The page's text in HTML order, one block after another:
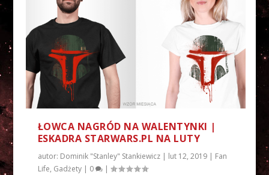
ŁOWCA NAGRÓD NA WALENTYNKI |
ESKADRA STARWARS.PL NA LUTY
autor: Dominik "Stanley" Stankiewicz| lut 12, 2019| Fan
Life, Gadżety| 0 |